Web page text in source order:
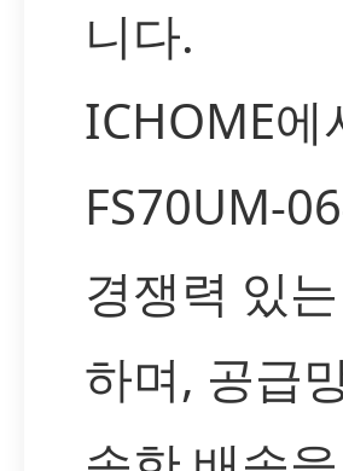
니다.
ICHOME에
FS70UM-
경쟁력 있
하며, 공급